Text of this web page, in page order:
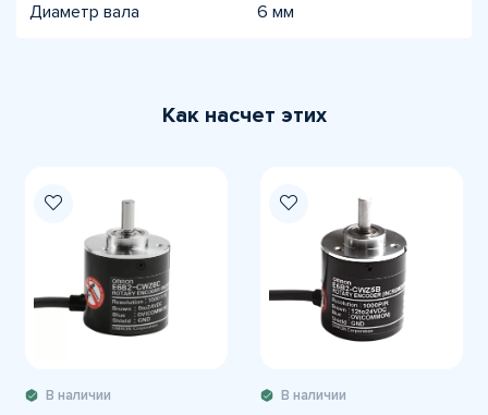
Диаметр вала 6 мм
Как насчет этих
В наличии В наличии